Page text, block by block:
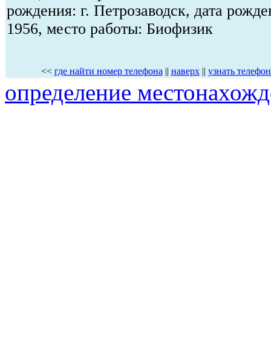
рождения: г. Петрозаводск, дата
1956, место работы: Биофизик
<< где найти номер телефона || наверх|| узнать
определение